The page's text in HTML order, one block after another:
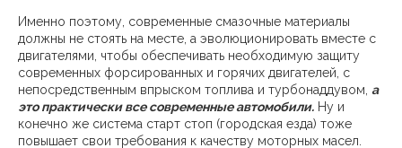
Именно поэтому, современные смазочные материалы
должны не стоять на месте, а эволюционировать вместе с
двигателями, чтобы обеспечивать необходимую защиту
современных форсированных и горячих двигателей, с
непосредственным впрыском топлива и турбонаддувом, а
это практически все современные автомобили. Ну и
конечно же система старт стоп (городская езда) тоже
повышает свои требования к качеству моторных масел.